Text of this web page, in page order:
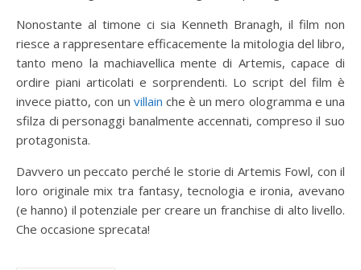
Nonostante al timone ci sia Kenneth Branagh, il film non
riesce a rappresentare efficacemente la mitologia del libro,
tanto meno la machiavellica mente di Artemis, capace di
ordire piani articolati e sorprendenti. Lo script del film è
invece piatto, con un villain che è un mero ologramma e una
sfilza di personaggi banalmente accennati, compreso il suo
protagonista.
Davvero un peccato perché le storie di Artemis Fowl, con il
loro originale mix tra fantasy, tecnologia e ironia, avevano
(e hanno) il potenziale per creare un franchise di alto livello.
Che occasione sprecata!